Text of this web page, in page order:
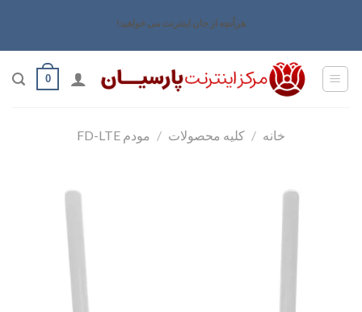
محتوا
هرآنچه از جان اینترنت می خواهید!
0
خانه / کلیه محصولات / مودم FD-LTE